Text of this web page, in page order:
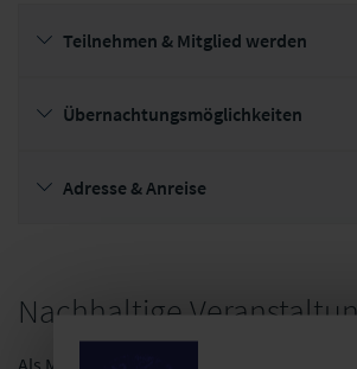
Teilnehmen & Mitglied werden
Übernachtungsmöglichkeiten
Adresse & Anreise
Nachhaltige
Als Mitglied der Initiative